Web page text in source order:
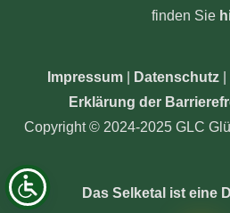
finden Sie
Impressum| Datenschutz|
Erklärung der
Copyright © 2024-2025 GLC
Das Selketal ist eine